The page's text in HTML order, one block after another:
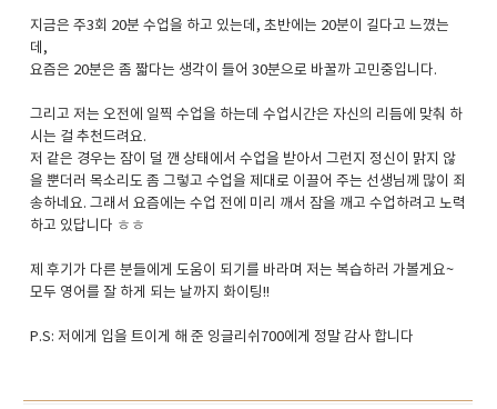
지금은 주3회 20분 수업을 하고 있는데, 초반에는 20분이 길다고 느꼈는
데,
요즘은 20분은 좀 짧다는 생각이 들어 30분으로 바꿀까 고민중입니다.
그리고 저는 오전에 일찍 수업을 하는데 수업시간은 자신의 리듬에 맞춰 하
시는 걸 추천드려요.
저 같은 경우는 잠이 덜 깬 상태에서 수업을 받아서 그런지 정신이 맑지 않
을 뿐더러 목소리도 좀 그렇고 수업을 제대로 이끌어 주는 선생님께 많이 죄
송하네요. 그래서 요즘에는 수업 전에 미리 깨서 잠을 깨고 수업하려고 노력
하고 있답니다 ㅎㅎ
제 후기가 다른 분들에게 도움이 되기를 바라며 저는 복습하러 가볼게요~
모두 영어를 잘 하게 되는 날까지 화이팅!!
P.S: 저에게 입을 트이게 해 준 잉글리쉬700에게 정말 감사 합니다